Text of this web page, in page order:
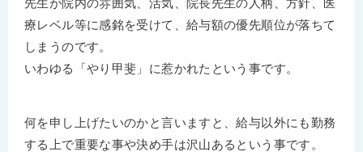
療レベル等に感銘を受けて、給与額の優先順位が落ちて
しまうのです。
いわゆる「やり甲斐」に惹かれたという事です。
何を申し上げたいのかと言いますと、給与以外にも勤務
する上で重要な事や決め手は沢山あるという事です。